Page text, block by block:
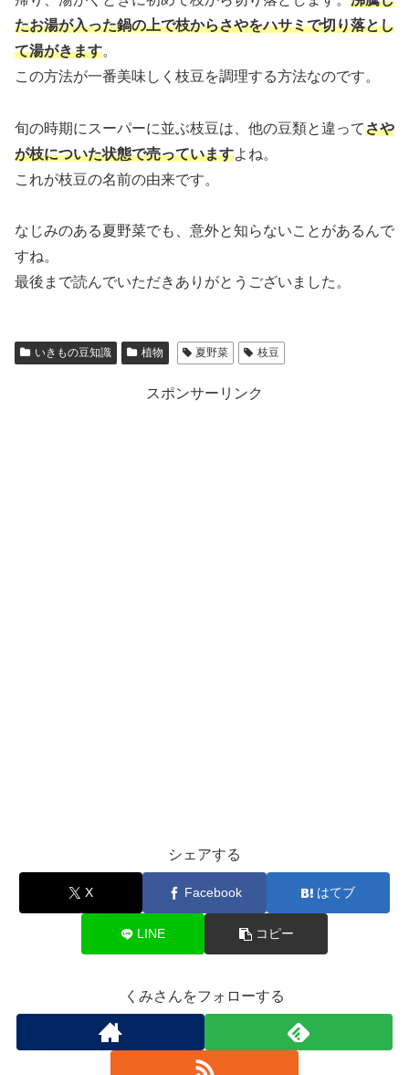
たお湯が入った鍋の上で枝からさやをハサミで切り落とし
て湯がきます。
この方法が一番美味しく枝豆を調理する方法なのです。
旬の時期にスーパーに並ぶ枝豆は、他の豆類と違ってさや
が枝についた状態で売っていますよね。
これが枝豆の名前の由来です。
なじみのある夏野菜でも、意外と知らないことがあるんで
すね。
最後まで読んでいただきありがとうございました。
いきもの豆知識 植物 夏野菜 枝豆
スポンサーリンク
シェアする
X Facebook はてブ
LINE コピー
くみさんをフォローする